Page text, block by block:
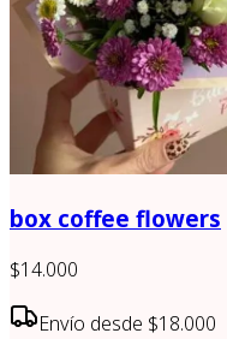
box coffee flowers
$14.000
Envío desde $18.000